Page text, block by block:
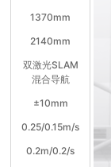
1370mm
2140mm
双激光SLAM
混合导航
±10mm
0.25/0.15m/s
0.2m/0.2/s